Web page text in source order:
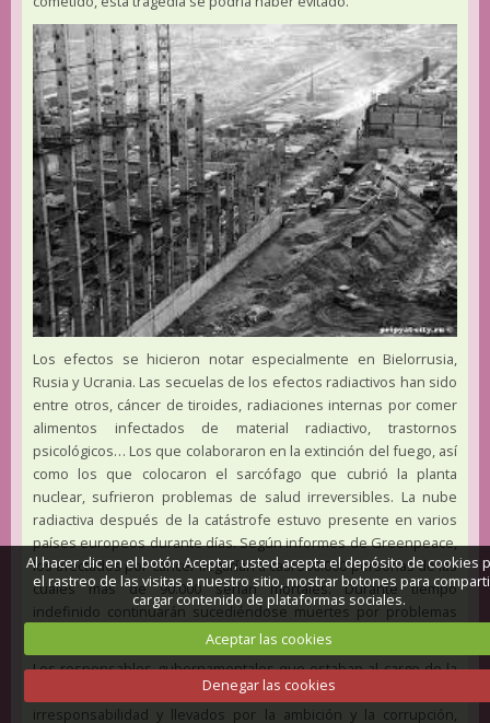
Los efectos se hicieron notar especialmente en Bielorrusia,
Rusia y Ucrania. Las secuelas de los efectos radiactivos han sido
entre otros, cáncer de tiroides, radiaciones internas por comer
alimentos infectados de material radiactivo, trastornos
psicológicos… Los que colaboraron en la extinción del fuego, así
como los que colocaron el sarcófago que cubrió la planta
nuclear, sufrieron problemas de salud irreversibles. La nube
radiactiva después de la catástrofe estuvo presente en varios
países europeos durante días. Según informes de Greenpeace,
los afectados por cáncer llegarían a casi 300.000 personas de las
cuales más de 90.000 serían mortales. Durante tiempo
indefinido continuarán sucediéndose muertes por problemas
Los responsables gubernamentales que estaban al cargo de la
seguridad nuclear nos han demostrado que con su
irresponsabilidad y llevados por la ambición y la corrupción,
Al hacer clic en el botón Aceptar, usted acepta el depósito de cookies
el rastreo de las visitas a nuestro sitio, mostrar botones para
cargar contenido de plataformas sociales.
Aceptar las cookies
Denegar las cookies